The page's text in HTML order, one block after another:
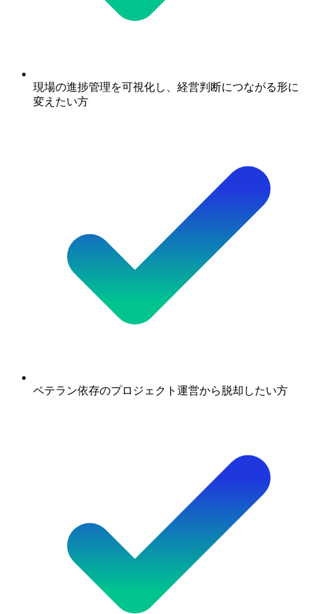
現場の進捗管理を可視化し、経営判断につながる形に
変えたい方
ベテラン依存のプロジェクト運営から脱却したい方